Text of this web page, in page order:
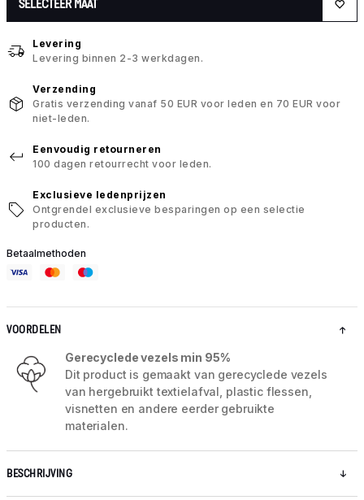
SELECTEER MAAT
Levering
Levering binnen 2-3 werkdagen.
Verzending
Gratis verzending vanaf 50 EUR voor leden en 70 EUR voor
niet-leden.
Eenvoudig retourneren
100 dagen retourrecht voor leden.
Exclusieve ledenprijzen
Ontgrendel exclusieve besparingen op een selectie
producten.
Betaalmethoden
VOORDELEN
Gerecyclede vezels min 95%
Dit product is gemaakt van gerecyclede vezels
van hergebruikt textielafval, plastic flessen,
visnetten en andere eerder gebruikte
materialen.
BESCHRIJVING